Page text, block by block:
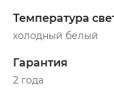
Температура
холодный белый
Гарантия
2 года